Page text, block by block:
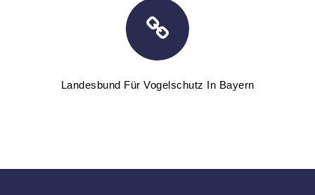
Landesbund Für Vogelschutz In Bayern